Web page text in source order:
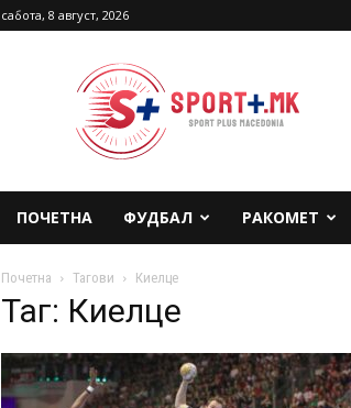
сабота, 8 август, 2026
Sport
Plus
Macedonia
ПОЧЕТНА ФУДБАЛ РАКОМЕТ
Почетна Тагови Киелце
Таг: Киелце